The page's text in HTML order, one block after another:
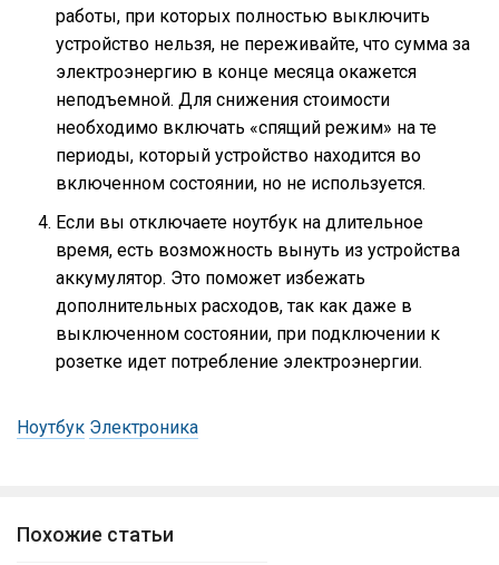
работы, при которых полностью выключить
устройство нельзя, не переживайте, что сумма за
электроэнергию в конце месяца окажется
неподъемной. Для снижения стоимости
необходимо включать «спящий режим» на те
периоды, который устройство находится во
включенном состоянии, но не используется.
Если вы отключаете ноутбук на длительное
время, есть возможность вынуть из устройства
аккумулятор. Это поможет избежать
дополнительных расходов, так как даже в
выключенном состоянии, при подключении к
розетке идет потребление электроэнергии.
Ноутбук Электроника
Похожие статьи